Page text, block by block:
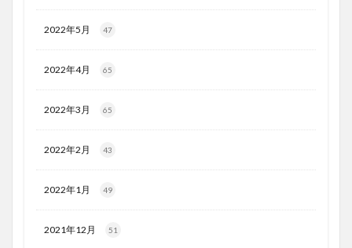
2022年5月 47
2022年4月 65
2022年3月 65
2022年2月 43
2022年1月 49
2021年12月 51